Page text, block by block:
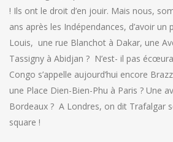
! Ils ont le droit d’en jouir. Mais nous,
ans après les Indépendances, d’avoir un
Louis, une rue Blanchot à Dakar, une
Tassigny à Abidjan ? N’est- il pas
Congo s’appelle aujourd’hui encore
une Place Dien-Bien-Phu à Paris ? Une
Bordeaux ? A Londres, on dit Trafalgar
square !